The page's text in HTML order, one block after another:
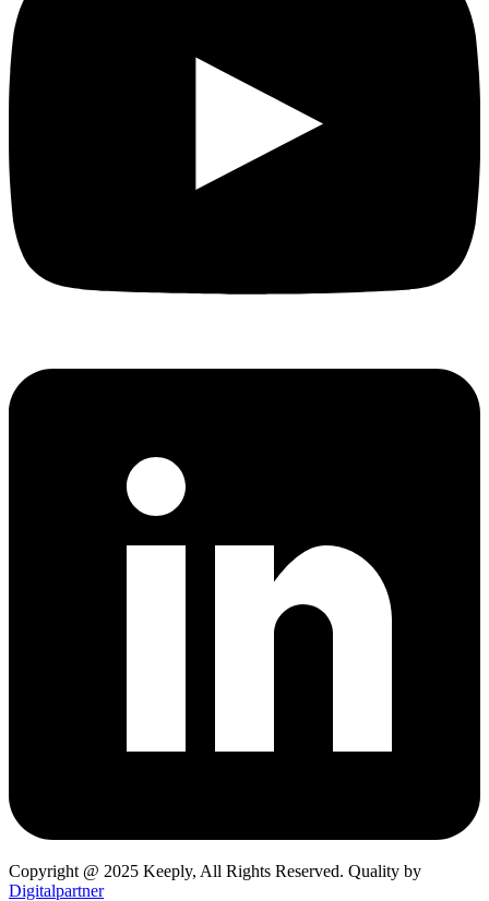
Copyright @ 2025 Keeply, All Rights Reserved. Quality by
Digitalpartner